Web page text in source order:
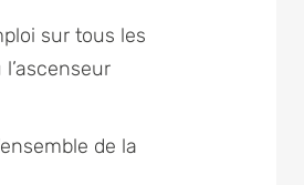
sur tous les
de la